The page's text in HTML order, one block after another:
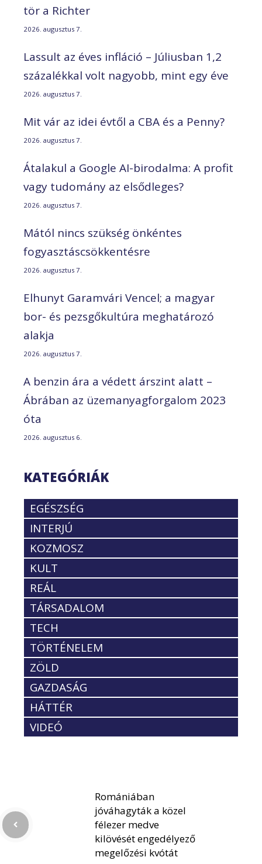
tör a Richter
2026. augusztus 7.
Lassult az éves infláció – Júliusban 1,2
százalékkal volt nagyobb, mint egy éve
2026. augusztus 7.
Mit vár az idei évtől a CBA és a Penny?
2026. augusztus 7.
Átalakul a Google AI-birodalma: A profit
vagy tudomány az elsődleges?
2026. augusztus 7.
Mától nincs szükség önkéntes
fogyasztáscsökkentésre
2026. augusztus 7.
Elhunyt Garamvári Vencel; a magyar
bor- és pezsgőkultúra meghatározó
alakja
2026. augusztus 7.
A benzin ára a védett árszint alatt –
Ábrában az üzemanyagforgalom 2023
óta
2026. augusztus 6.
KATEGÓRIÁK
EGÉSZSÉG
INTERJÚ
KOZMOSZ
KULT
REÁL
TÁRSADALOM
TECH
TÖRTÉNELEM
ZÖLD
GAZDASÁG
HÁTTÉR
VIDEÓ
Romániában
jóváhagyták a közel
félezer medve
kilövését engedélyező
megelőzési kvótát